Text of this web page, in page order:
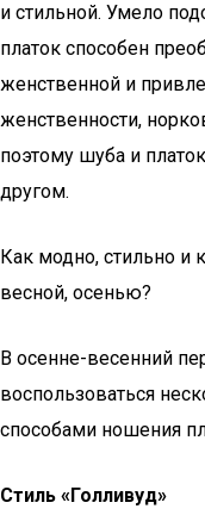
и стильной. Умело
платок способен
женственной и
женственности,
поэтому шуба и
другом.
Как модно, стильно и
весной, осенью?
В осенне-весенний
воспользоваться
способами ношения
Стиль «Голливуд»